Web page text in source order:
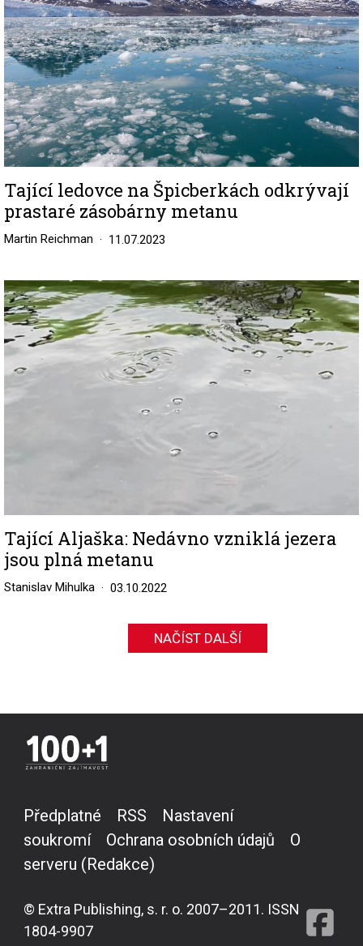
Tající ledovce na Špicberkách odkrývají
prastaré zásobárny metanu
Martin Reichman 11.07.2023
Image
Tající Aljaška: Nedávno vzniklá jezera
jsou plná metanu
Stanislav Mihulka 03.10.2022
NAČÍST DALŠÍ
Předplatné RSS
Nastavení
soukromí
Ochrana osobních údajů
O
serveru (Redakce)
© Extra Publishing, s. r. o. 2007–2011. ISSN
1804-9907